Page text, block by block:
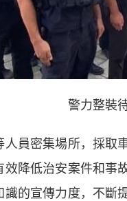
警力整裝
密集場所，採取
降低治安案件和事
的宣傳力度，不斷